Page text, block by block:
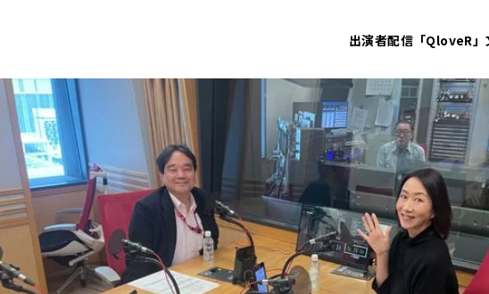
出演者配信「QloveR」